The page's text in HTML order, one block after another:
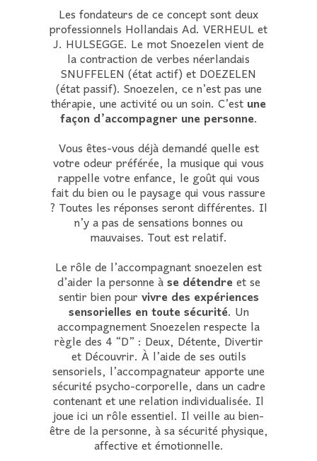
Les fondateurs de ce concept sont deux
professionnels Hollandais Ad. VERHEUL et
J. HULSEGGE. Le mot Snoezelen vient de
la contraction de verbes néerlandais
SNUFFELEN (état actif) et DOEZELEN
(état passif). Snoezelen, ce n’est pas une
thérapie, une activité ou un soin. C’estune
façon d’accompagner une personne.
Vous êtes-vous déjà demandé quelle est
votre odeur préférée, la musique qui vous
rappelle votre enfance, le goût qui vous
fait du bien ou le paysage qui vous rassure
? Toutes les réponses seront différentes. Il
n’y a pas de sensations bonnes ou
mauvaises. Tout est relatif.
Le rôle de l’accompagnant snoezelen est
d’aider la personne àse détendreet se
sentir bien pourvivre des expériences
sensorielles en toute sécurité. Un
accompagnement Snoezelen respecte la
règle des 4 “D” : Deux, Détente, Divertir
et Découvrir. À l’aide de ses outils
sensoriels, l’accompagnateur apporte une
sécurité psycho-corporelle, dans un cadre
contenant et une relation individualisée. Il
joue ici un rôle essentiel. Il veille au bien-
être de la personne, à sa sécurité physique,
affective et émotionnelle.